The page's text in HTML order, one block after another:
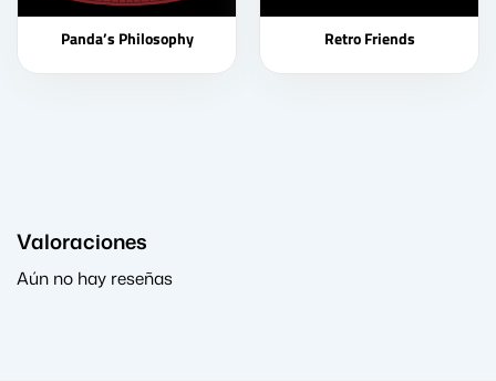
Panda’s Philosophy Retro Friends
Valoraciones
Aún no hay reseñas